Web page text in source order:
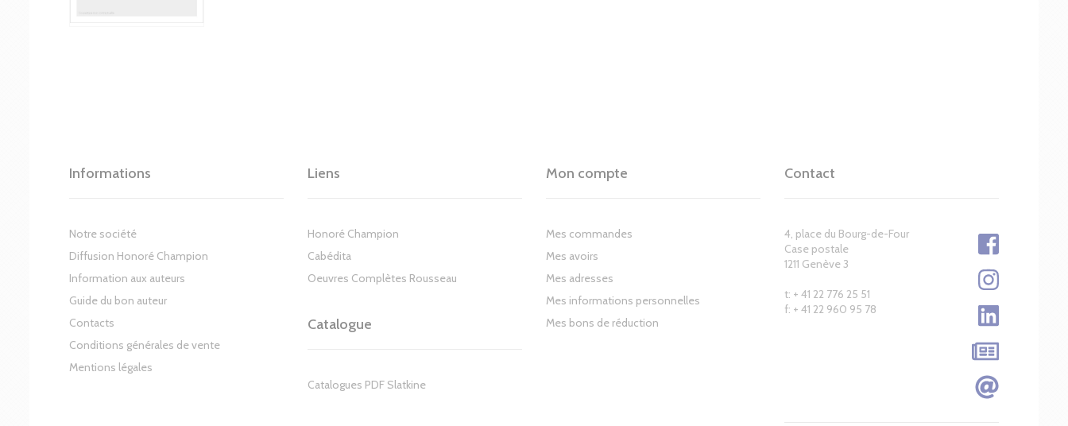
Informations
Notre société
Diffusion Honoré Champion
Information aux auteurs
Guide du bon auteur
Contacts
Conditions générales de vente
Mentions légales
Liens
Honoré Champion
Cabédita
Oeuvres Complètes Rousseau
Catalogue
Catalogues PDF Slatkine
Mon compte
Mes commandes
Mes avoirs
Mes adresses
Mes informations personnelles
Mes bons de réduction
Contact
4, place du Bourg-de-Four
Case postale
1211 Genève 3
t: + 41 22 776 25 51
f: + 41 22 960 95 78